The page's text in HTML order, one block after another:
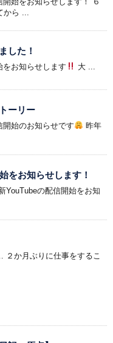
ら ...
した！
をお知らせします 大 ...
ーリー
開始のお知らせです
昨年
をお知らせします！
YouTubeの配信開始をお知
か月ぶりに仕事をするこ